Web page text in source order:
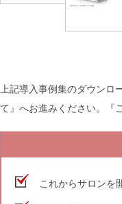
上記導入事例集のダウン
て』へお進みください。『
これからサロンを